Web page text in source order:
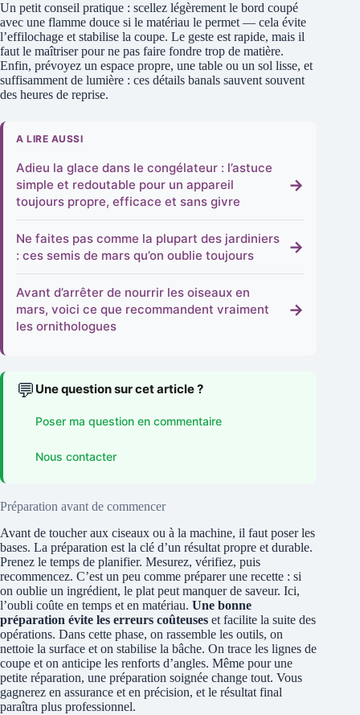
Un petit conseil pratique : scellez légèrement le bord coupé
avec une flamme douce si le matériau le permet — cela évite
l’effilochage et stabilise la coupe. Le geste est rapide, mais il
faut le maîtriser pour ne pas faire fondre trop de matière.
Enfin, prévoyez un espace propre, une table ou un sol lisse, et
suffisamment de lumière : ces détails banals sauvent souvent
des heures de reprise.
A LIRE AUSSI
Adieu la glace dans le congélateur : l’astuce
simple et redoutable pour un appareil
toujours propre, efficace et sans givre
→
Ne faites pas comme la plupart des jardiniers
: ces semis de mars qu’on oublie toujours
→
Avant d’arrêter de nourrir les oiseaux en
mars, voici ce que recommandent vraiment
les ornithologues
→
💬 Une question sur cet article ?
Poser ma question en commentaire
Nous contacter
Préparation avant de commencer
Avant de toucher aux ciseaux ou à la machine, il faut poser les
bases. La préparation est la clé d’un résultat propre et durable.
Prenez le temps de planifier. Mesurez, vérifiez, puis
recommencez. C’est un peu comme préparer une recette : si
on oublie un ingrédient, le plat peut manquer de saveur. Ici,
l’oubli coûte en temps et en matériau. Une bonne
préparation évite les erreurs coûteuses et facilite la suite des
opérations. Dans cette phase, on rassemble les outils, on
nettoie la surface et on stabilise la bâche. On trace les lignes de
coupe et on anticipe les renforts d’angles. Même pour une
petite réparation, une préparation soignée change tout. Vous
gagnerez en assurance et en précision, et le résultat final
paraîtra plus professionnel.